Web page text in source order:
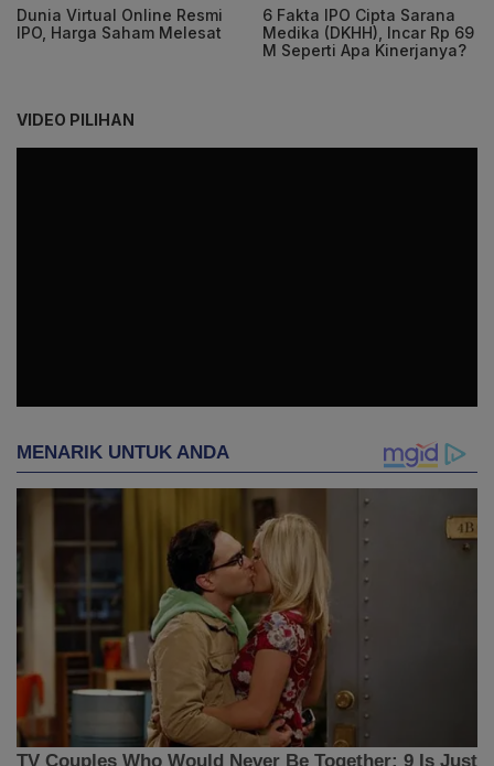
Dunia Virtual Online Resmi
IPO, Harga Saham Melesat
6 Fakta IPO Cipta Sarana
Medika (DKHH), Incar Rp 69
M Seperti Apa Kinerjanya?
VIDEO PILIHAN